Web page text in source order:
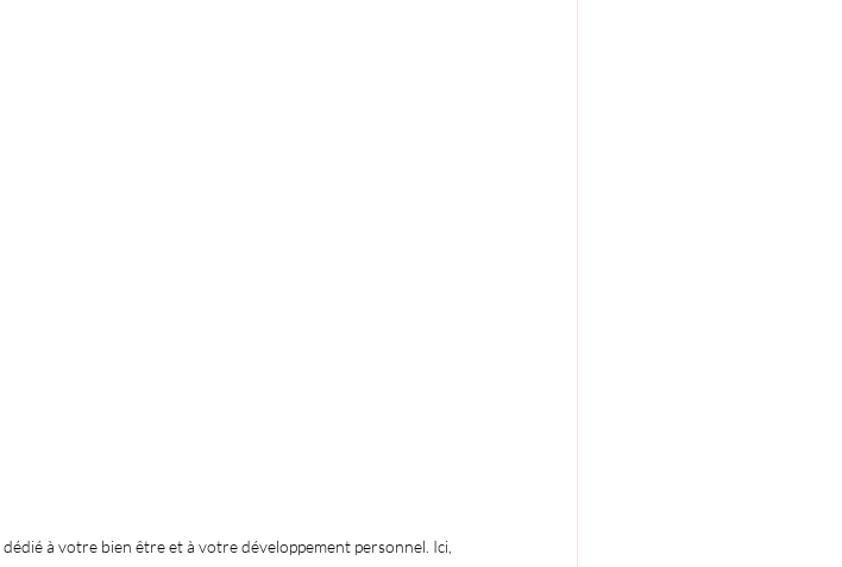
à votre bien être et à votre développement personnel. Ici,